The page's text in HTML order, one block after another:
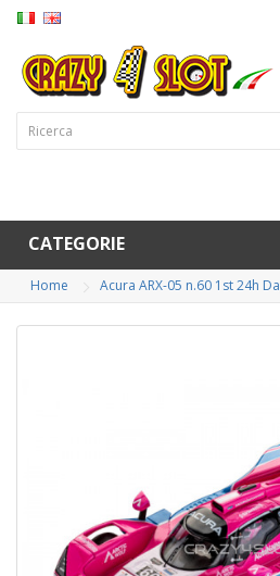
CATEGORIE
Home Acura ARX-05 n.60 1st 24h